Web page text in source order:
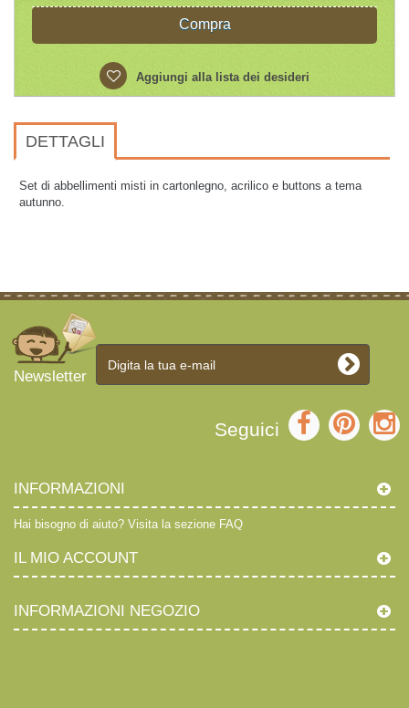
Compra
Aggiungi alla lista dei desideri
DETTAGLI
Set di abbellimenti misti in cartonlegno, acrilico e buttons a tema
autunno.
Newsletter
Seguici
INFORMAZIONI
Hai bisogno di aiuto? Visita la sezione FAQ
IL MIO ACCOUNT
INFORMAZIONI NEGOZIO